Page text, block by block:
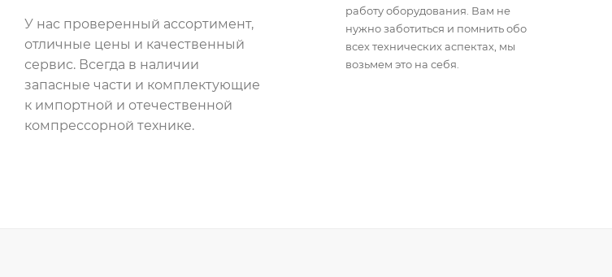
У нас проверенный ассортимент,
отличные цены и качественный
сервис. Всегда в наличии
запасные части и комплектующие
к импортной и отечественной
компрессорной технике.
работу оборудования. Вам не
нужно заботиться и помнить обо
всех технических аспектах, мы
возьмем это на себя.